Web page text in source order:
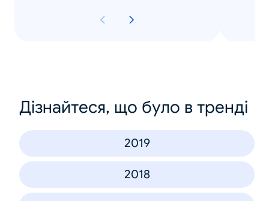
Дізнайтеся, що було в тренді
2019
2018